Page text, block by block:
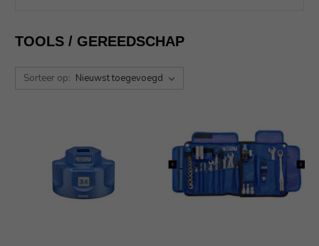
TOOLS / GEREEDSCHAP
Sorteer op: